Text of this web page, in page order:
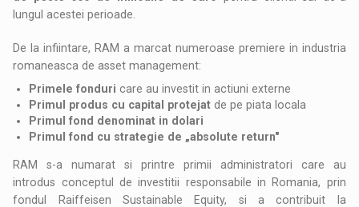
lungul acestei perioade.
De la infiintare, RAM a marcat numeroase premiere in industria
romaneasca de asset management:
Primele fonduri care au investit in actiuni externe
Primul produs cu capital protejat de pe piata locala
Primul fond denominat in dolari
Primul fond cu strategie de „absolute return"
RAM s-a numarat si printre primii administratori care au
introdus conceptul de investitii responsabile in Romania, prin
fondul Raiffeisen Sustainable Equity, si a contribuit la